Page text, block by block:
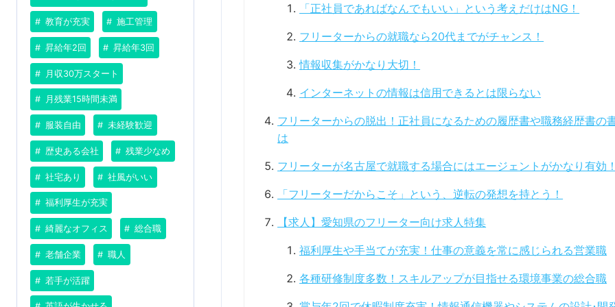
教育が充実 施工管理
昇給年2回 昇給年3回
月収30万スタート
月残業15時間未満
服装自由 未経験歓迎
歴史ある会社 残業少なめ
社宅あり 社風がいい
福利厚生が充実
綺麗なオフィス 総合職
老舗企業 職人
若手が活躍
「正社員であればなんでもいい」という考えだけはNG！
フリーターからの就職なら20代までがチャンス！
情報収集がかなり大切！
インターネットの情報は信用できるとは限らない
フリーターからの脱出！正社員になるための履歴書や職務経歴書の
は
フリーターが名古屋で就職する場合にはエージェントがかなり有効！
「フリーターだからこそ」という、逆転の発想を持とう！
【求人】愛知県のフリーター向け求人特集
福利厚生や手当てが充実！仕事の意義を常に感じられる営業職
各種研修制度多数！スキルアップが目指せる環境事業の総合職